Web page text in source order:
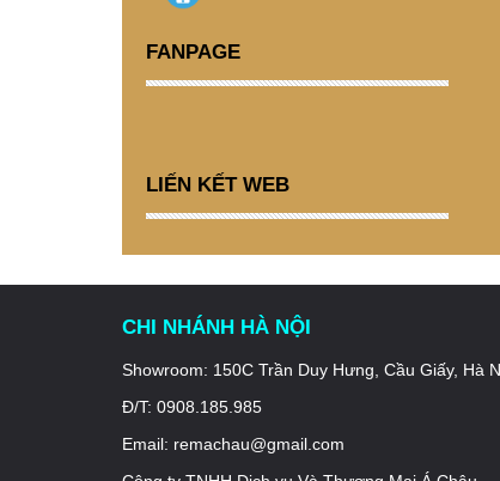
FANPAGE
LIẾN KẾT WEB
CHI NHÁNH HÀ NỘI
Showroom: 150C Trần Duy Hưng, Cầu Giấy, Hà
Đ/T: 0908.185.985
Email: remachau@gmail.com